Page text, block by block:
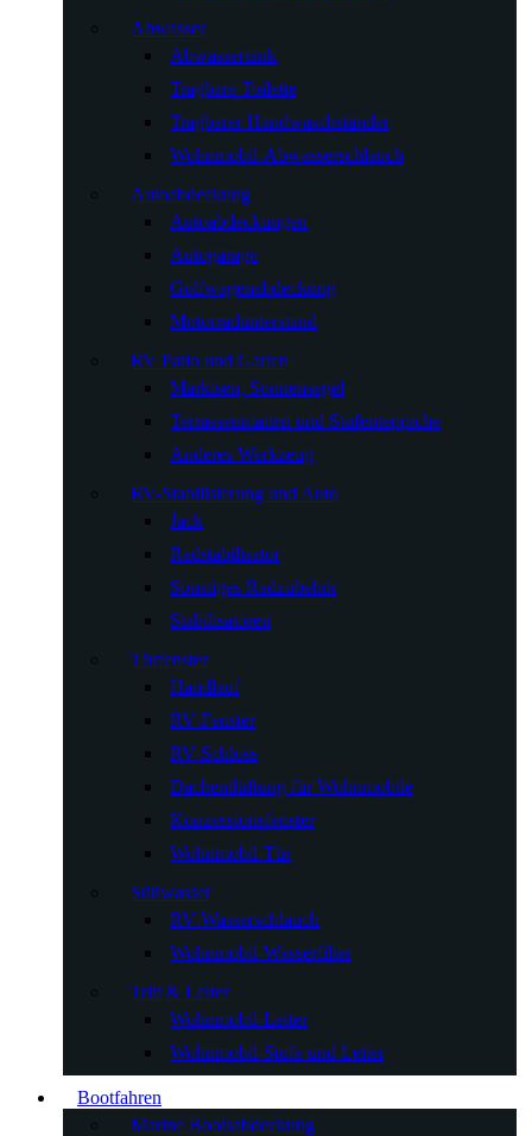
Abwasser
Abwassertank
Tragbare Toilette
Tragbarer Handwaschständer
Wohnmobil-Abwasserschlauch
Autoabdeckung
Autoabdeckungen
Autogarage
Golfwagenabdeckung
Motorradunterstand
RV Patio und Garten
Markisen, Sonnensegel
Terrassenmatten und Stufenteppiche
Anderes Werkzeug
RV-Stabilisierung und Auto
Jack
Radstabilisator
Sonstiges Radzubehör
Stabilisatoren
Türfenster
Handlauf
RV-Fenster
RV-Schloss
Dachentlüftung für Wohnmobile
Konzessionsfenster
Wohnmobil-Tür
Süßwasser
RV-Wasserschlauch
Wohnmobil-Wasserfilter
Tritt & Leiter
Wohnmobil-Leiter
Wohnmobil-Stufe und Leiter
Bootfahren
Marine Bootsabdeckung